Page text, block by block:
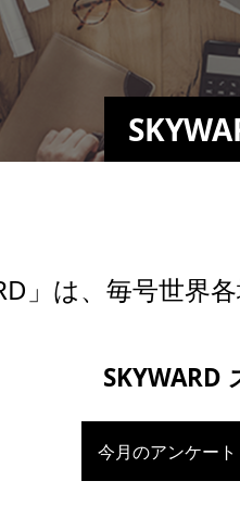
」は、毎号世界
SKYWARD
今月のアンケー